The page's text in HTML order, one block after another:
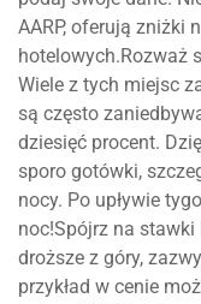
AARP, oferują zniżki
hotelowych.Rozważ
Wiele z tych miejsc
są często
dziesięć procent.
sporo gotówki,
nocy. Po upływie
noc!Spójrz na
droższe z góry,
przykład w cenie